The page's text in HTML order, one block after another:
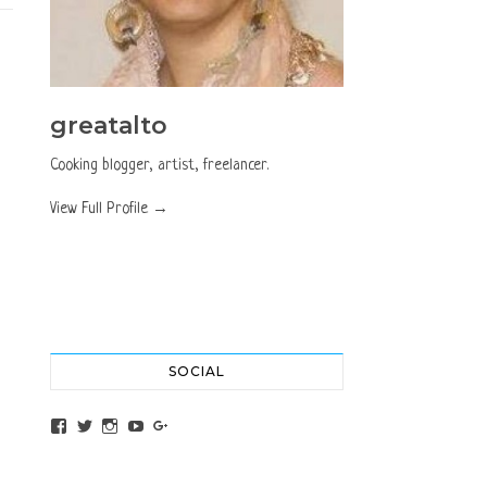
greatalto
Cooking blogger, artist, freelancer.
View Full Profile →
SOCIAL
View altochef’s profile on Facebook
View jovancica73’s profile on Twitter
View jovancica73’s profile on Instagram
View jovancica73’s profile on YouTube